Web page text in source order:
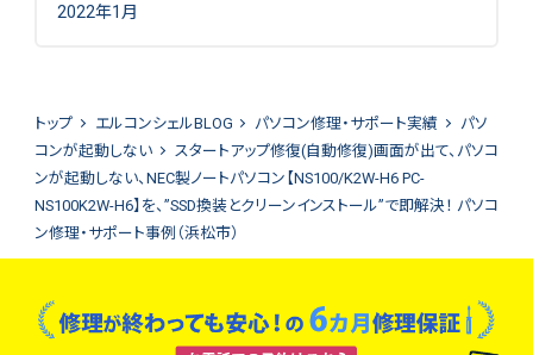
2022年1月
トップ エルコンシェルBLOG パソコン修理・サポート実績
パソ
コンが起動しない
スタートアップ修復(自動修復)画面が出て、パソコ
ンが起動しない、NEC製ノートパソコン【NS100/K2W-H6 PC-
NS100K2W-H6】を、”SSD換装とクリーンインストール”で即解決！ パソコ
ン修理・サポート事例（浜松市）